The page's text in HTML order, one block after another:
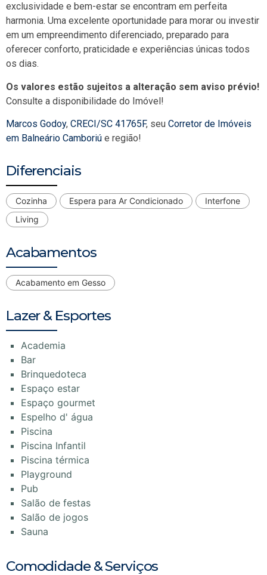
exclusividade e bem-estar se encontram em perfeita
harmonia. Uma excelente oportunidade para morar ou investir
em um empreendimento diferenciado, preparado para
oferecer conforto, praticidade e experiências únicas todos
os dias.
Os valores estão sujeitos a alteração sem aviso prévio!
Consulte a disponibilidade do Imóvel!
Marcos Godoy, CRECI/SC 41765F, seu Corretor de Imóveis
em Balneário Camboriú e região!
Diferenciais
Cozinha Espera para Ar Condicionado
Interfone
Living
Acabamentos
Acabamento em Gesso
Lazer & Esportes
Academia
Bar
Brinquedoteca
Espaço estar
Espaço gourmet
Espelho d' água
Piscina
Piscina Infantil
Piscina térmica
Playground
Pub
Salão de festas
Salão de jogos
Sauna
Comodidade & Serviços